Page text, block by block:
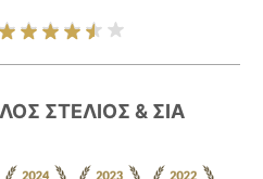
ΣΤΕΛΙΟΣ & ΣΙΑ